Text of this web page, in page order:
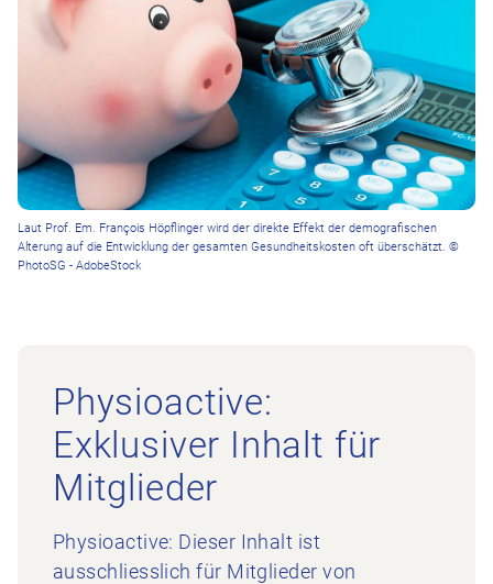
Laut Prof. Em. François Höpflinger wird der direkte Effekt der demografischen
Alterung auf die Entwicklung der gesamten Gesundheitskosten oft überschätzt. ©
PhotoSG - AdobeStock
Physioactive:
Exklusiver Inhalt für
Mitglieder
Physioactive: Dieser Inhalt ist
ausschliesslich für Mitglieder von